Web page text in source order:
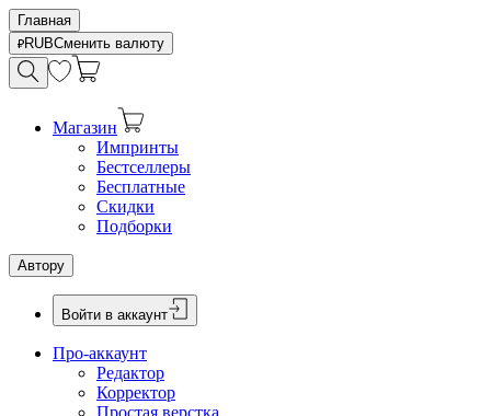
Главная
RUBСменить валюту
Магазин
Импринты
Бестселлеры
Бесплатные
Скидки
Подборки
Автору
Войти в аккаунт
Про-аккаунт
Редактор
Корректор
Простая верстка